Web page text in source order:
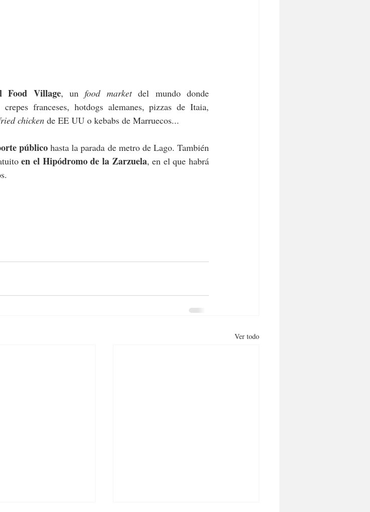
Food Village, un food market del mundo donde
franceses, hotdogs alemanes, pizzas de Itaia,
chicken de EE UU o kebabs de Marruecos...
público hasta la parada de metro de Lago. También
en el Hipódromo de la Zarzuela
Ver todo